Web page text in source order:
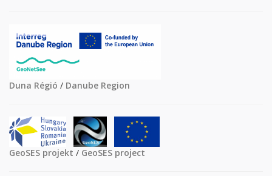
Duna Régió / Danube Region
GeoSES projekt / GeoSES project